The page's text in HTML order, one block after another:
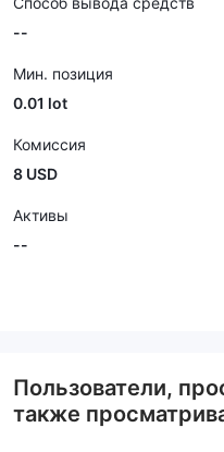
--
Мин. позиция
0.01 lot
Комиссия
8 USD
Активы
--
Пользователи,
также